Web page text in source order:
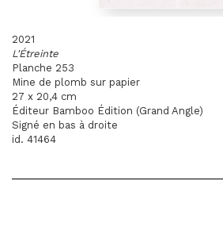
2021
L'Étreinte
Planche 253
Mine de plomb sur papier
27 x 20,4 cm
Éditeur Bamboo Édition (Grand Angle)
Signé en bas à droite
id. 41464